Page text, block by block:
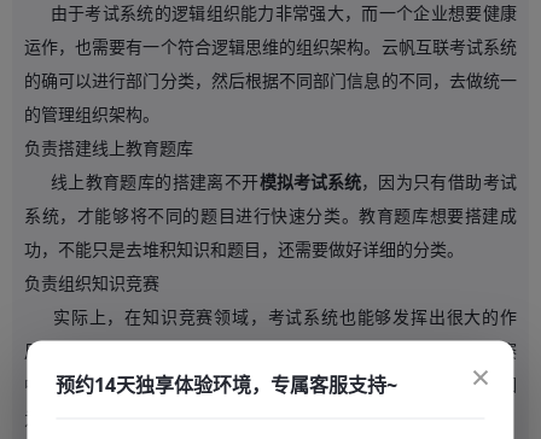
由于考试系统的逻辑组织能力非常强大，而一个企业想要健康
运作，也需要有一个符合逻辑思维的组织架构。云帆互联考试系统
的确可以进行部门分类，然后根据不同部门信息的不同，去做统一
的管理组织架构。
负责搭建线上教育题库
线上教育题库的搭建离不开模拟考试系统，因为只有借助考试
系统，才能够将不同的题目进行快速分类。教育题库想要搭建成
功，不能只是去堆积知识和题目，还需要做好详细的分类。
负责组织知识竞赛
实际上，在知识竞赛领域，考试系统也能够发挥出很大的作
用。因为考试系统中有多种答题模式，这些模式被应用到知识竞赛
中，完全不会有违和感。相反，会让知识竞赛进行得更加顺利，因
为考试系统的综合性能非常强大。
×
预约14天独享体验环境，专属客服支持~